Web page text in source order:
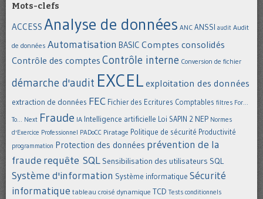
Mots-clefs
ACCESS Analyse de données ANC ANSSI audit Audit
de données Automatisation BASIC Comptes consolidés
Contrôle des comptes Contrôle interne Conversion de fichier
démarche d'audit EXCEL exploitation des données
extraction de données FEC Fichier des Ecritures Comptables filtres For...
To... Next Fraude IA Intelligence artificielle Loi SAPIN 2 NEP Normes
d'Exercice Professionnel PADoCC Piratage Politique de sécurité Productivité
programmation Protection des données prévention de la
fraude requête SQL Sensibilisation des utilisateurs SQL
Système d'information Système informatique Sécurité
informatique tableau croisé dynamique TCD Tests conditionnels